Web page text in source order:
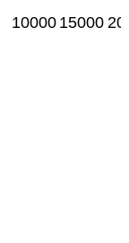
10000 15000